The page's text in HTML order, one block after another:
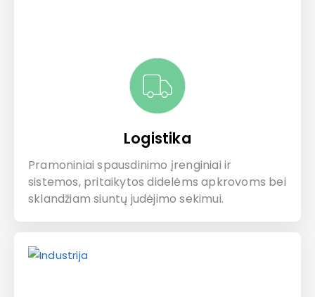
Logistika
Pramoniniai spausdinimo įrenginiai ir
sistemos, pritaikytos didelėms apkrovoms bei
sklandžiam siuntų judėjimo sekimui.